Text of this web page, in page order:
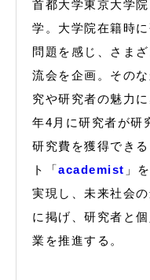
首都大学東京大学
学。大学院在籍時
問題を感じ、さま
流会を企画。その
究や研究者の魅力
年4月に研究者が研
研究費を獲得でき
ト「academist 」
実現し、未来社会
に掲げ、研究者と
業を推進する。